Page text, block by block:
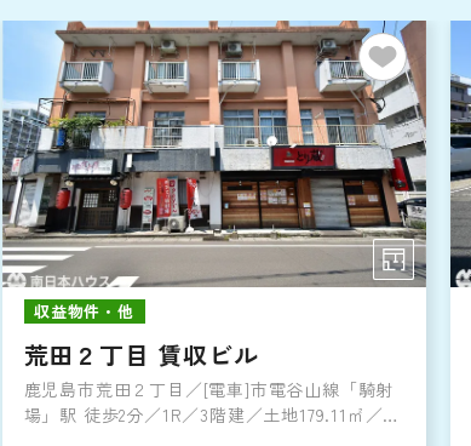
収益物件・他
荒田２丁目 賃収ビル
鹿児島市荒田２丁目／[電車]市電谷山線「騎射
場」駅 徒歩2分／1R／3階建／土地179.11㎡／建